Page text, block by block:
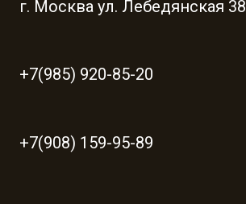
г. Москва ул. Лебедянская 38
+7(985) 920-85-20
+7(908) 159-95-89